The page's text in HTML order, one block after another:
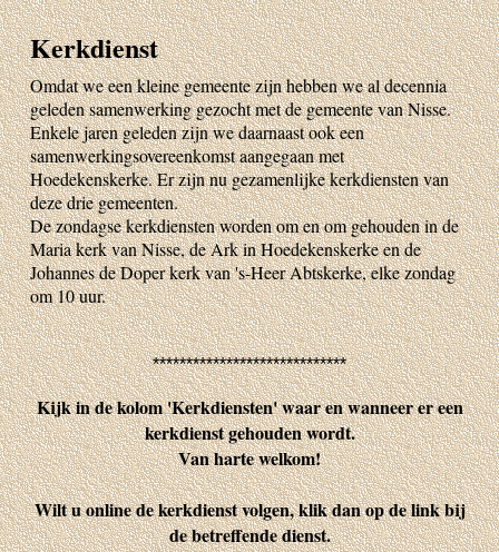
Kerkdienst
Omdat we een kleine gemeente zijn hebben we al decennia
geleden samenwerking gezocht met de gemeente van Nisse.
Enkele jaren geleden zijn we daarnaast ook een
samenwerkingsovereenkomst aangegaan met
Hoedekenskerke. Er zijn nu gezamenlijke kerkdiensten van
deze drie gemeenten.
De zondagse kerkdiensten worden om en om gehouden in de
Maria kerk van Nisse, de Ark in Hoedekenskerke en de
Johannes de Doper kerk van 's-Heer Abtskerke, elke zondag
om 10 uur.
*****************************
Kijk in de kolom 'Kerkdiensten' waar en wanneer er een
kerkdienst gehouden wordt.
Van harte welkom!
Wilt u online de kerkdienst volgen, klik dan op de link bij
de betreffende dienst.